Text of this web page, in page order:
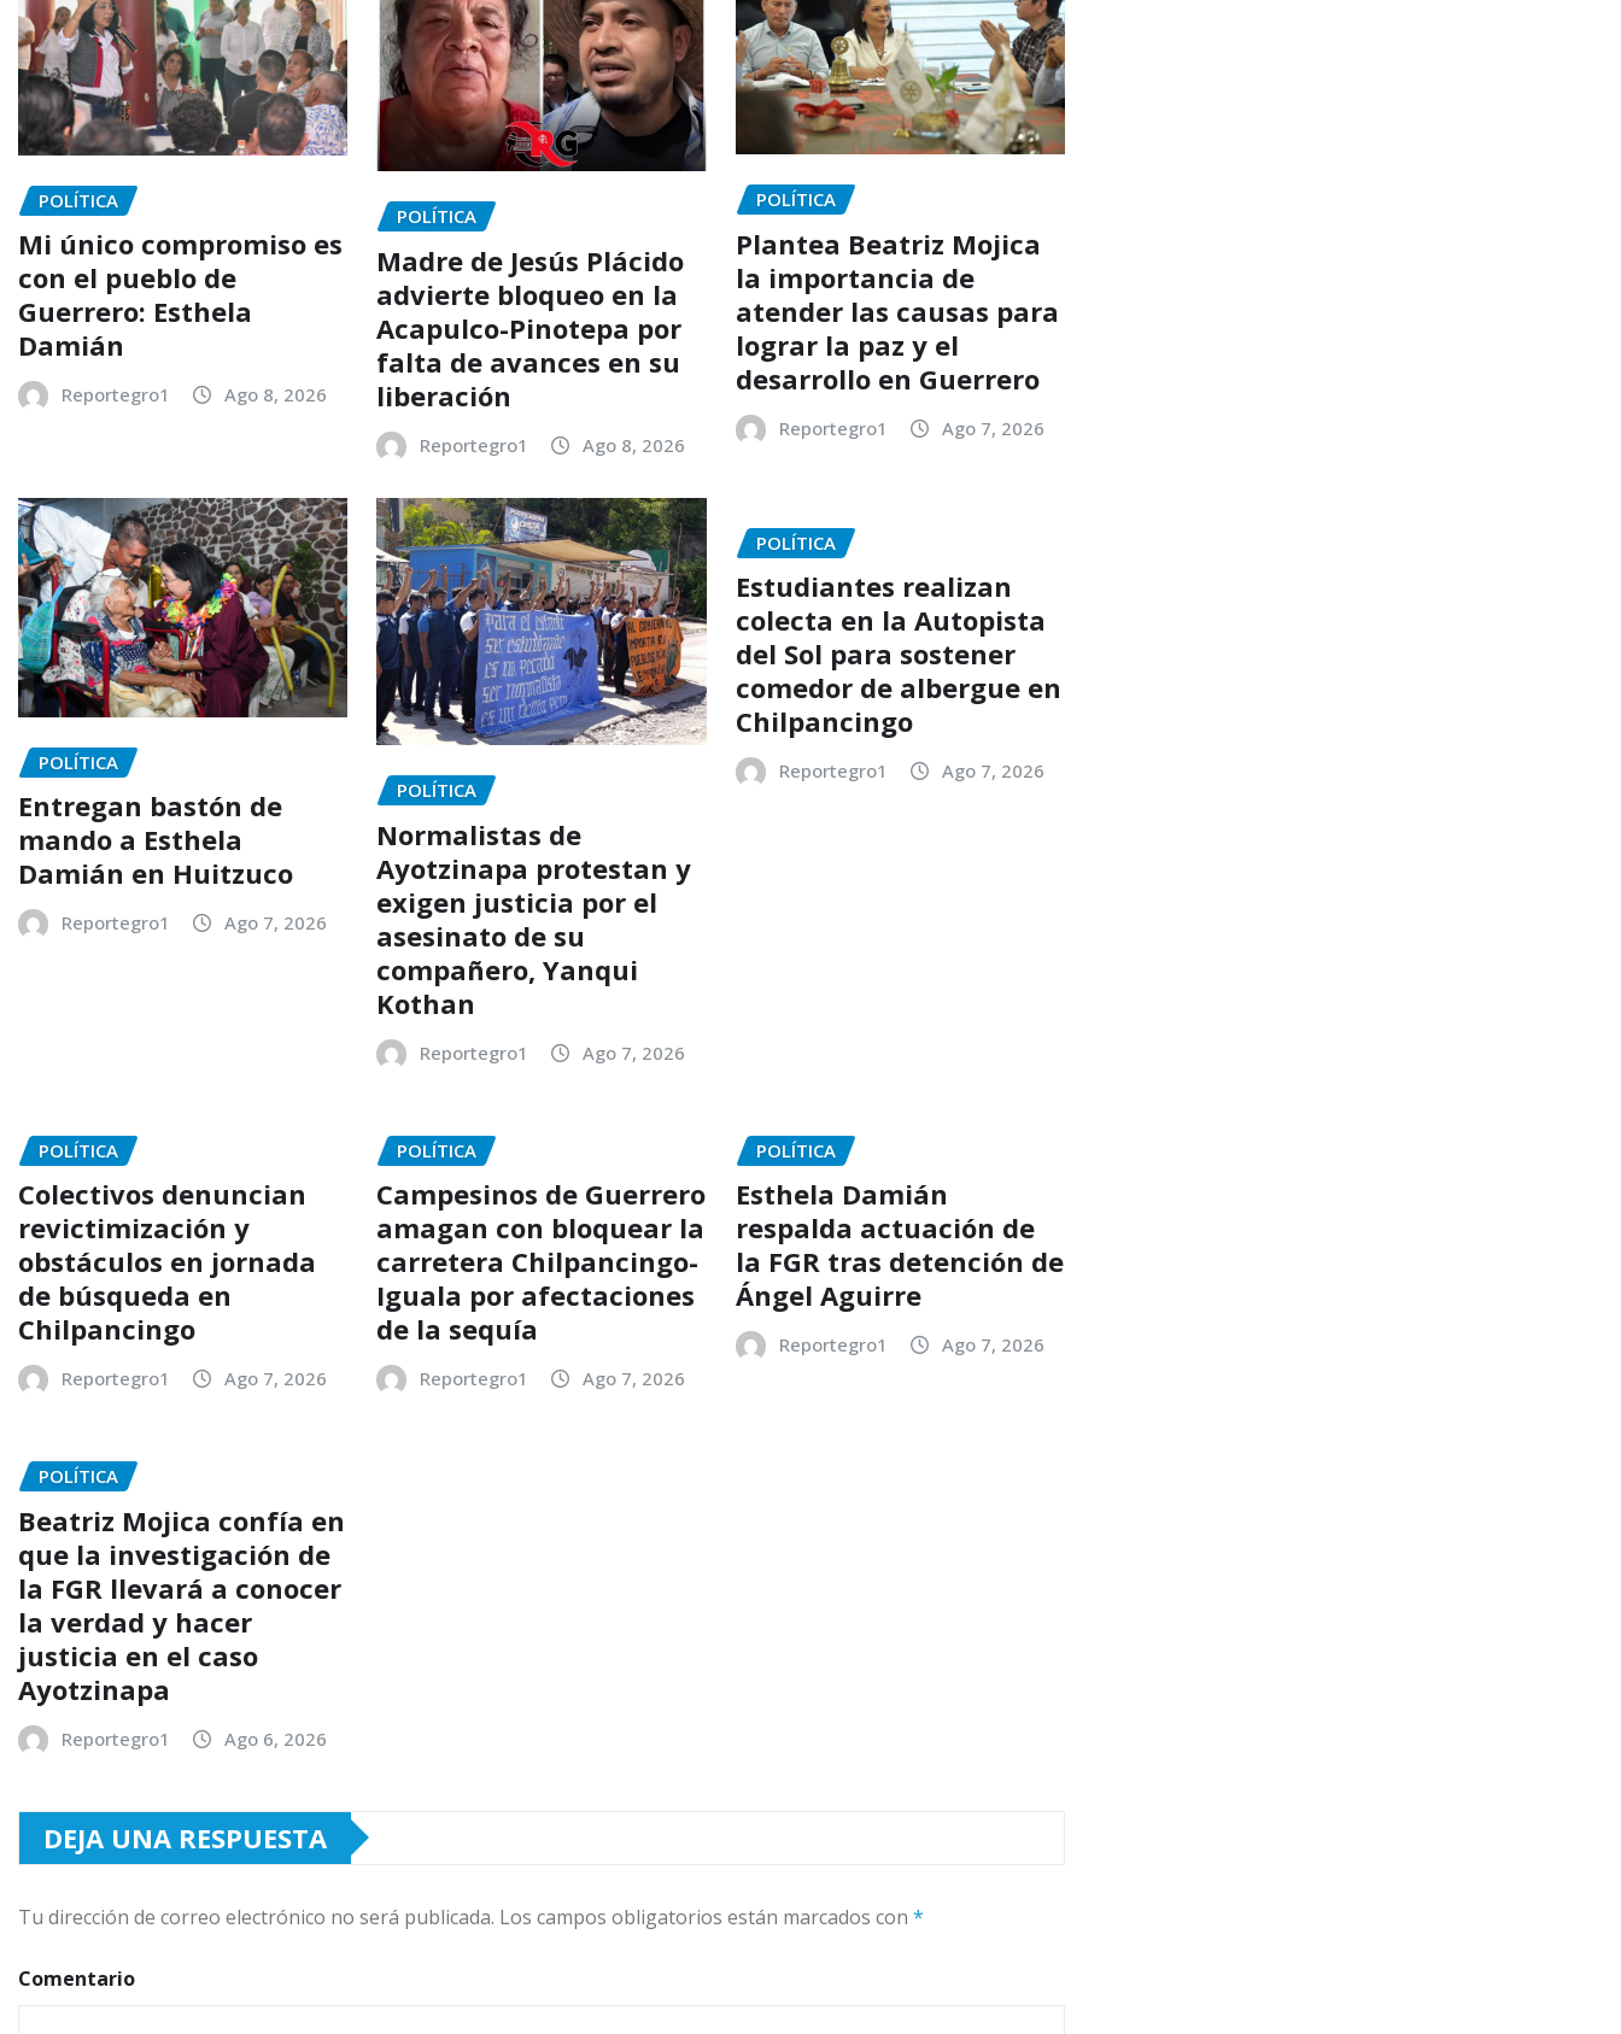
POLÍTICA
Mi único compromiso es
con el pueblo de
Guerrero: Esthela
Damián
Reportegro1 Ago 8, 2026
POLÍTICA
Madre de Jesús Plácido
advierte bloqueo en la
Acapulco-Pinotepa por
falta de avances en su
liberación
Reportegro1 Ago 8, 2026
POLÍTICA
Plantea Beatriz Mojica
la importancia de
atender las causas para
lograr la paz y el
desarrollo en Guerrero
Reportegro1 Ago 7, 2026
POLÍTICA
Entregan bastón de
mando a Esthela
Damián en Huitzuco
Reportegro1 Ago 7, 2026
POLÍTICA
Normalistas de
Ayotzinapa protestan y
exigen justicia por el
asesinato de su
compañero, Yanqui
Kothan
Reportegro1 Ago 7, 2026
POLÍTICA
Estudiantes realizan
colecta en la Autopista
del Sol para sostener
comedor de albergue en
Chilpancingo
Reportegro1 Ago 7, 2026
POLÍTICA
Colectivos denuncian
revictimización y
obstáculos en jornada
de búsqueda en
Chilpancingo
Reportegro1 Ago 7, 2026
POLÍTICA
Campesinos de Guerrero
amagan con bloquear la
carretera Chilpancingo-
Iguala por afectaciones
de la sequía
Reportegro1 Ago 7, 2026
POLÍTICA
Esthela Damián
respalda actuación de
la FGR tras detención de
Ángel Aguirre
Reportegro1 Ago 7, 2026
POLÍTICA
Beatriz Mojica confía en
que la investigación de
la FGR llevará a conocer
la verdad y hacer
justicia en el caso
Ayotzinapa
Reportegro1 Ago 6, 2026
DEJA UNA RESPUESTA
Tu dirección de correo electrónico no será publicada. Los campos obligatorios están marcados con *
Comentario